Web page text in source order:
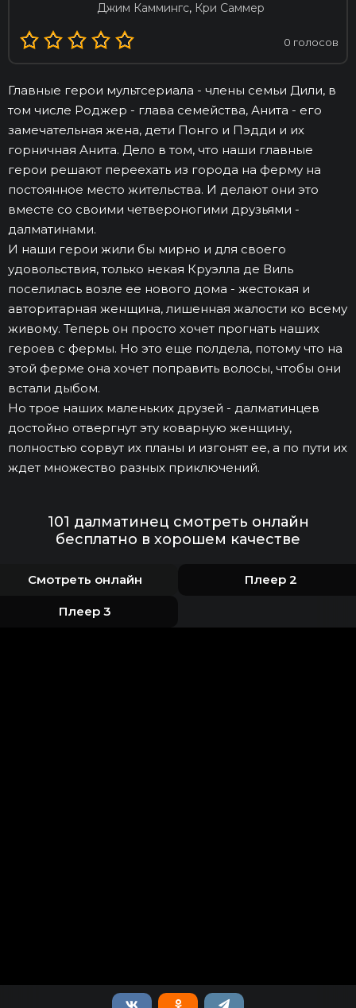
Джим Каммингс, Кри Саммер
0 голосов
Главные герои мультсериала - члены семьи Дили, в
том числе Роджер - глава семейства, Анита - его
замечательная жена, дети Понго и Пэдди и их
горничная Анита. Дело в том, что наши главные
герои решают переехать из города на ферму на
постоянное место жительства. И делают они это
вместе со своими четвероногими друзьями -
далматинами.
И наши герои жили бы мирно и для своего
удовольствия, только некая Круэлла де Виль
поселилась возле ее нового дома - жестокая и
авторитарная женщина, лишенная жалости ко всему
живому. Теперь он просто хочет прогнать наших
героев с фермы. Но это еще полдела, потому что на
этой ферме она хочет поправить волосы, чтобы они
встали дыбом.
Но трое наших маленьких друзей - далматинцев
достойно отвергнут эту коварную женщину,
полностью сорвут их планы и изгонят ее, а по пути их
ждет множество разных приключений.
101 далматинец смотреть онлайн
бесплатно в хорошем качестве
Смотреть онлайн Плеер 2
Плеер 3